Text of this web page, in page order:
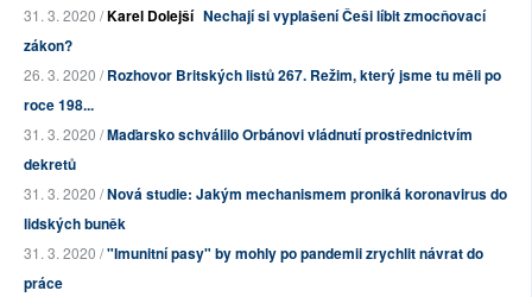
31. 3. 2020 /Karel Dolejší Nechají si vyplašení Češi líbit zmocňovací
zákon?
26. 3. 2020 /Rozhovor Britských listů 267. Režim, který jsme tu měli po
roce 198...
31. 3. 2020 /Maďarsko schválilo Orbánovi vládnutí prostřednictvím
dekretů
31. 3. 2020 /Nová studie: Jakým mechanismem proniká koronavirus do
lidských buněk
31. 3. 2020 /"Imunitní pasy" by mohly po pandemii zrychlit návrat do
práce